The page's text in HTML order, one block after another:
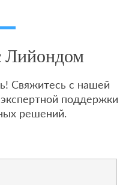
Лийондом
Свяжитесь с нашей
поддержки
решений.